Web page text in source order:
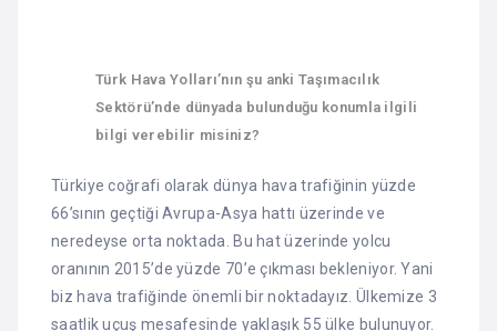
Türk Hava Yolları’nın şu anki Taşımacılık
Sektörü’nde dünyada bulunduğu konumla ilgili
bilgi verebilir misiniz?
Türkiye coğrafi olarak dünya hava trafiğinin yüzde
66’sının geçtiği Avrupa-Asya hattı üzerinde ve
neredeyse orta noktada. Bu hat üzerinde yolcu
oranının 2015’de yüzde 70’e çıkması bekleniyor. Yani
biz hava trafiğinde önemli bir noktadayız. Ülkemize 3
saatlik uçuş mesafesinde yaklaşık 55 ülke bulunuyor.